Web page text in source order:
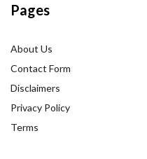
Pages
About Us
Contact Form
Disclaimers
Privacy Policy
Terms